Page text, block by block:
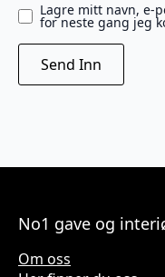
Lagre mitt navn, e-
for neste gang jeg
No1 gave og
Om oss